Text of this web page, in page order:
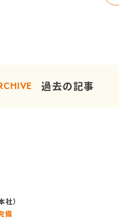
過去の記事
社）
備